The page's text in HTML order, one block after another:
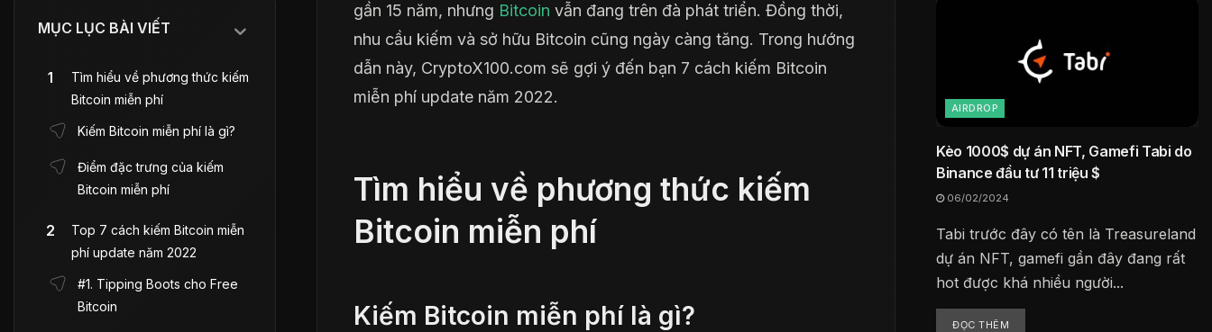
gần 15 năm, nhưng Bitcoin vẫn đang trên đà phát triển. Đồng thời,
nhu cầu kiếm và sở hữu Bitcoin cũng ngày càng tăng. Trong hướng
dẫn này, CryptoX100.com sẽ gợi ý đến bạn 7 cách kiếm Bitcoin
miễn phí update năm 2022.
Tìm hiểu về phương thức kiếm
Bitcoin miễn phí
Kiếm Bitcoin miễn phí là gì?
MỤC LỤC BÀI VIẾT
Tìm hiểu về phương thức kiếm
Bitcoin miễn phí
Kiếm Bitcoin miễn phí là gì?
Điểm đặc trưng của kiếm
Bitcoin miễn phí
Top 7 cách kiếm Bitcoin miễn
phí update năm 2022
#1. Tipping Boots cho Free
Bitcoin
AIRDROP
Kèo 1000$ dự án NFT, Gamefi Tabi do
Binance đầu tư 11 triệu $
06/02/2024
Tabi trước đây có tên là Treasureland
dự án NFT, gamefi gần đây đang rất
hot được khá nhiều người...
ĐỌC THÊM